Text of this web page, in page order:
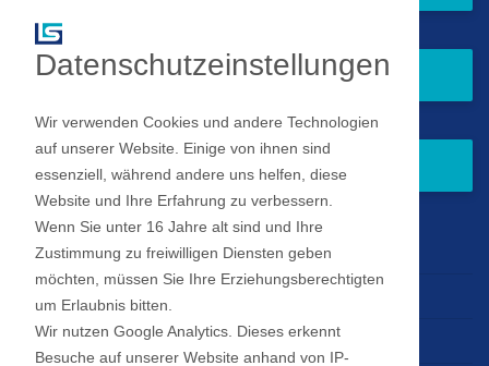
Fragen Sie gern bei uns an
Zum Newsletter anmelden
Impressum
Datenschutz
Datenschutz Einstellungen
Datenschutzeinstellungen
Wir verwenden Cookies und andere Technologien
auf unserer Website. Einige von ihnen sind
essenziell, während andere uns helfen, diese
Website und Ihre Erfahrung zu verbessern.
Wenn Sie unter 16 Jahre alt sind und Ihre
Zustimmung zu freiwilligen Diensten geben
möchten, müssen Sie Ihre Erziehungsberechtigten
um Erlaubnis bitten.
Wir nutzen Google Analytics. Dieses erkennt
Besuche auf unserer Website anhand von IP-